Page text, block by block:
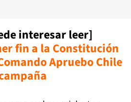
interesar leer]
fin a la Constitución
Apruebo Chile